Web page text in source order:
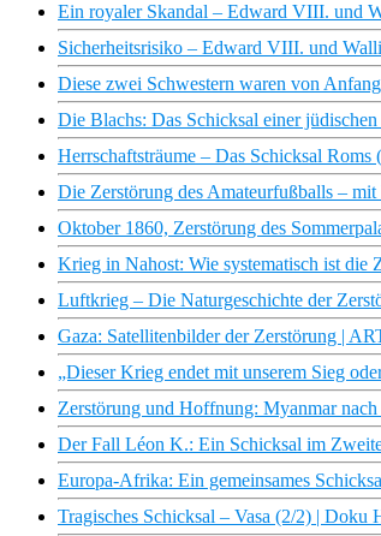
Ein royaler Skandal – Edward VIII. und
Sicherheitsrisiko – Edward VIII. und
Diese zwei Schwestern waren von
Die Blachs: Das Schicksal einer
Herrschaftsträume – Das Schicksal
Die Zerstörung des Amateurfußballs –
Oktober 1860, Zerstörung des
Krieg in Nahost: Wie systematisch ist die
Luftkrieg – Die Naturgeschichte der
Gaza: Satellitenbilder der Zerstörung |
„Dieser Krieg endet mit unserem Sieg
Zerstörung und Hoffnung: Myanmar
Der Fall Léon K.: Ein Schicksal im
Europa-Afrika: Ein gemeinsames
Tragisches Schicksal – Vasa (2/2) | Doku